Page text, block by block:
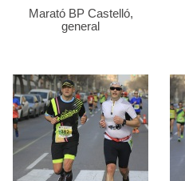
Marató BP Castelló,
general